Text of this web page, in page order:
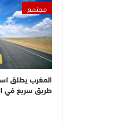
مجتمع
المغرب يطلق
طريق سريع في